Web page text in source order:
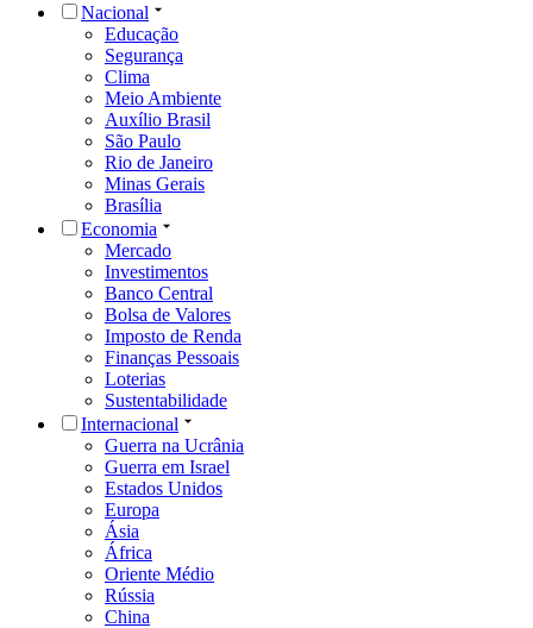
Nacional
Educação
Segurança
Clima
Meio Ambiente
Auxílio Brasil
São Paulo
Rio de Janeiro
Minas Gerais
Brasília
Economia
Mercado
Investimentos
Banco Central
Bolsa de Valores
Imposto de Renda
Finanças Pessoais
Loterias
Sustentabilidade
Internacional
Guerra na Ucrânia
Guerra em Israel
Estados Unidos
Europa
Ásia
África
Oriente Médio
Rússia
China